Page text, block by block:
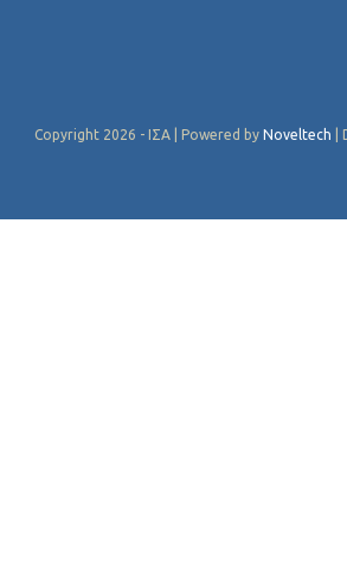
Copyright 2026 - ΙΣΑ | Powered by Noveltech |